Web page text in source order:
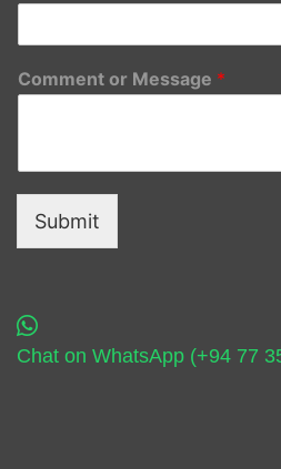
Comment or Message *
Submit
Chat on WhatsApp (+94 77